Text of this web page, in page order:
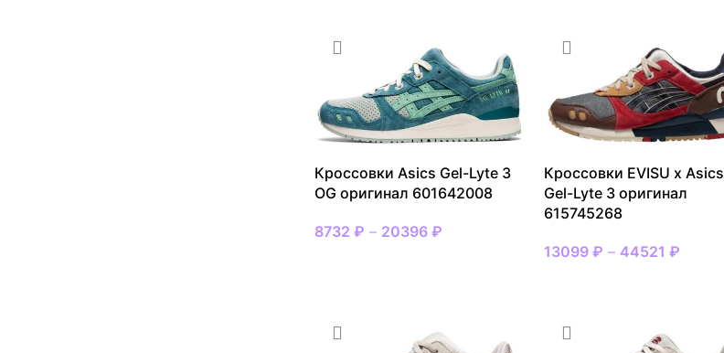
Кроссовки Asics Gel-Lyte 3
OG оригинал 601642008
8732 ₽ – 20396 ₽
Кроссовки EVISU x Asics
Gel-Lyte 3 оригинал
615745268
13099 ₽ – 44521 ₽